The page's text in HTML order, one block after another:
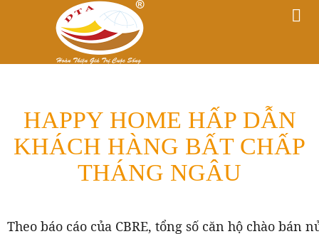
HAPPY HOME HẤP DẪN
KHÁCH HÀNG BẤT CHẤP
THÁNG NGÂU
Theo báo cáo của CBRE, tổng số căn hộ chào bán